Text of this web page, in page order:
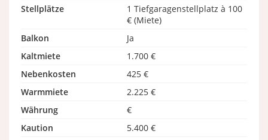
Stellplätze
1 Tiefgaragenstellplatz à 100
€ (Miete)
Balkon
Ja
Kaltmiete
1.700 €
Nebenkosten
425 €
Warmmiete
2.225 €
Währung
€
Kaution
5.400 €